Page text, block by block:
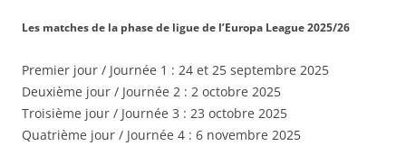
Les matches de la phase de ligue de l’Europa League 2025/26
Premier jour / Journée 1 : 24 et 25 septembre 2025
Deuxième jour / Journée 2 : 2 octobre 2025
Troisième jour / Journée 3 : 23 octobre 2025
Quatrième jour / Journée 4 : 6 novembre 2025